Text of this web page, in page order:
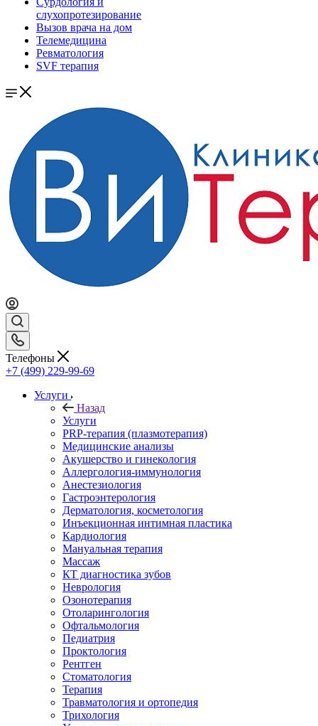
слухопротезирование
Вызов врача на дом
Телемедицина
Ревматология
SVF терапия
Телефоны
+7 (499) 229-99-69
Услуги
Назад
Услуги
PRP-терапия (плазмотерапия)
Медицинские анализы
Акушерство и гинекология
Аллергология-иммунология
Анестезиология
Гастроэнтерология
Дерматология, косметология
Инъекционная интимная пластика
Кардиология
Мануальная терапия
Массаж
КТ диагностика зубов
Неврология
Озонотерапия
Отоларингология
Офтальмология
Педиатрия
Проктология
Рентген
Стоматология
Терапия
Травматология и ортопедия
Трихология